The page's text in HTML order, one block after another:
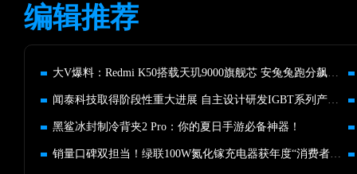
编辑推荐
大V爆料：Redmi K50搭载天玑9000旗舰芯 安兔兔跑分飙出104万
闻泰科技取得阶段性重大进展 自主设计研发IGBT系列产品流片成功
黑鲨冰封制冷背夹2 Pro：你的夏日手游必备神器！
销量口碑双担当！绿联100W氮化镓充电器获年度“消费者爱用奖”